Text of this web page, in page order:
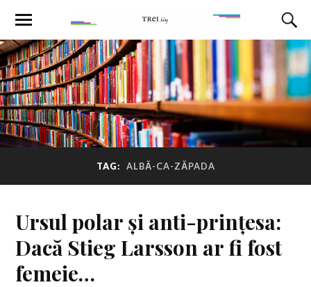
TAG: ALBĂ-CA-ZĂPADA
Ursul polar și anti-prințesa:
Dacă Stieg Larsson ar fi fost
femeie…